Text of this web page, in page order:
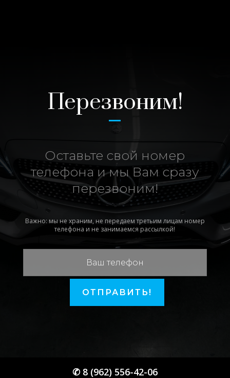
Перезвоним!
Оставьте свой номер
телефона и мы Вам сразу
перезвоним!
Важно: мы не храним, не передаем третьим лицам номер
телефона и не занимаемся рассылкой!
ОТПРАВИТЬ!
✆ 8 (962) 556-42-06